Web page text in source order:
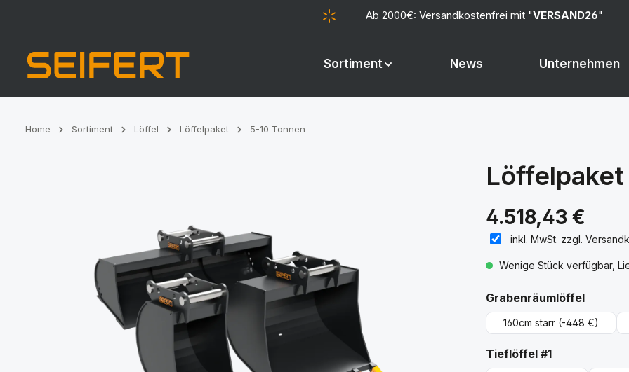
Ab 2000€: Versandkostenfrei mit "VERSAND26"
Sortiment News Unternehmen
Home Sortiment Löffel Löffelpaket 5-10 Tonnen
4.518,43 €
inkl. MwSt. zzgl.
Wenige Stück verfügbar,
Grabenräumlöffel
160cm starr (-448 €)
Tieflöffel #1auswählen